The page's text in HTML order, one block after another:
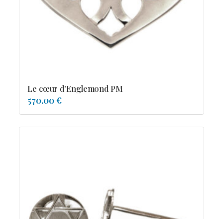
Le cœur d'Englemond PM
570.00 €